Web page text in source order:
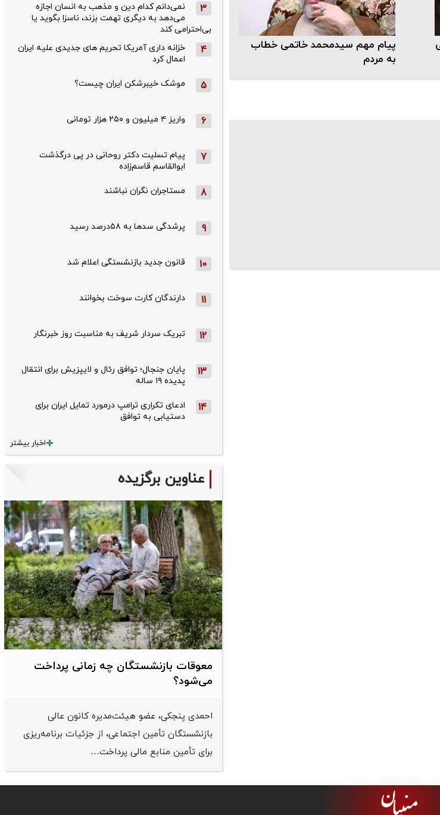
پیام مهم سیدمحمد خاتمی خطاب
به مردم
3
نمی‌دانم کدام دین و مذهب به انسان اجازه
می‌دهد به دیگری تهمت بزند، ناسزا بگوید یا
بی‌احترامی کند
4
خزانه داری آمریکا تحریم های جدیدی علیه ایران
اعمال کرد
5 موشک خیبرشکن ایران چیست؟
6 واریز ۴ میلیون و ۲۵۰ هزار تومانی
7
پیام تسلیت دکتر روحانی در پی درگذشت
ابوالقاسم قاسم‌زاده
8 مستاجران نگران نباشند
9 پرشدگی سدها به ۵۸درصد رسید
10 قانون جدید بازنشستگی اعلام شد
11 دارندگان کارت سوخت بخوانند
12 تبریک سردار شریف به مناسبت روز خبرنگار
13
پایان جنجال؛ توافق رئال و لایپزیش برای انتقال
پدیده ۱۹ ساله
14
ادعای تکراری ترامپ درمورد تمایل ایران برای
دستیابی به توافق
اخبار بیشتر
عناوین برگزیده
معوقات بازنشستگان چه زمانی پرداخت
می‌شود؟
احمدی پنجکی، عضو هیئت‌مدیره کانون عالی
بازنشستگان تأمین اجتماعی، از جزئیات برنامه‌ریزی
برای تأمین منابع مالی پرداخت…